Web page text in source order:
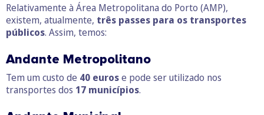
Relativamente à Área Metropolitana do Porto (AMP),
existem, atualmente, três passes para os transportes
públicos. Assim, temos:
Andante Metropolitano
Tem um custo de 40 eurose pode ser utilizado nos
transportes dos 17 municípios.